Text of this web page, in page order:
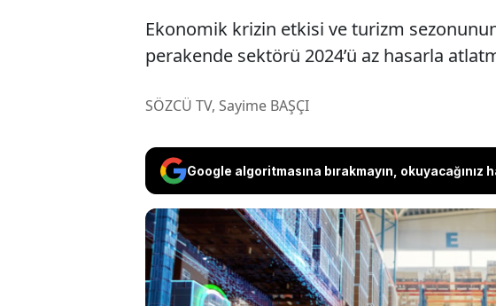
Ekonomik krizin etkisi ve turizm sezonunun
perakende sektörü 2024’ü az hasarla
SÖZCÜ TV, Sayime BAŞÇI
Google algoritmasına bırakmayın, okuyacağınız